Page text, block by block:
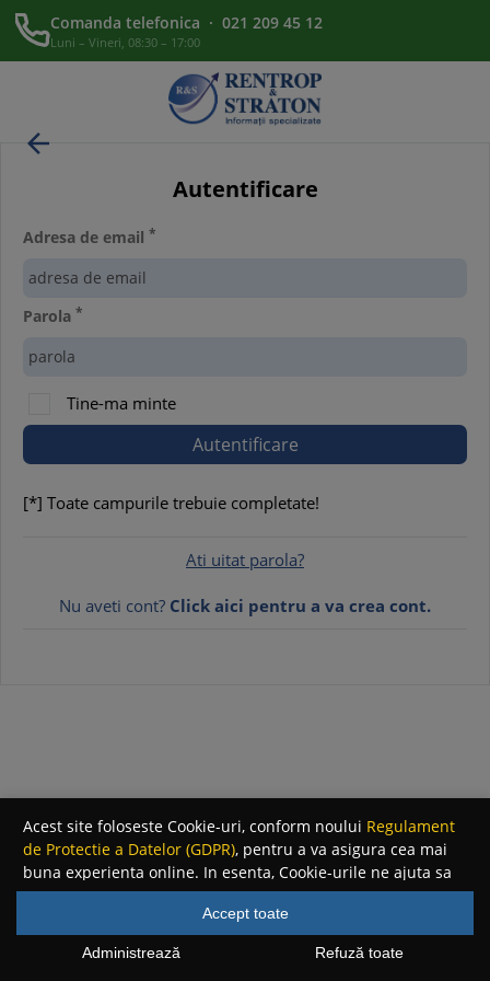
Acest site foloseste Cookie-uri, conform noului Regulament
de Protectie a Datelor (GDPR), pentru a va asigura cea mai
buna experienta online. In esenta, Cookie-urile ne ajuta sa
imbunatatim continutul de pe site, oferindu-va dvs.,
cititorul, o experienta online personalizata si mult mai
rapida. Ele sunt folosite doar de site-ul nostru si partenerii
nostri de incredere. Click
pentru detalii despre politica
Accept toate
Administrează Refuză toate
Comanda telefonica · 021 209 45 12
Luni – Vineri, 08:30 – 17:00

Autentificare
Adresa de email *
Parola *
Tine-ma minte
[*] Toate campurile trebuie completate!
Ati uitat parola?
Nu aveti cont? Click aici pentru a va crea cont.